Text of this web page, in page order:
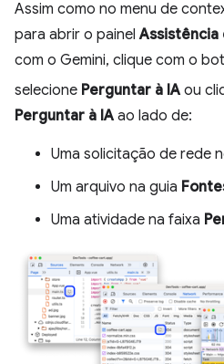
Assim como no menu de
para abrir o painelAssistência
com o Gemini, clique com o
selecione Perguntar à IA ou
Perguntar à IA ao lado de:
Uma solicitação de rede
Um arquivo na guia
Uma atividade na faixa